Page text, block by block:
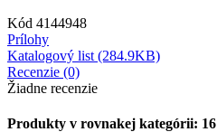
Kód 4144948
Prílohy
Katalogový list (284.9KB)
Recenzie (0)
Žiadne recenzie
Produkty v rovnakej kategórii: 16